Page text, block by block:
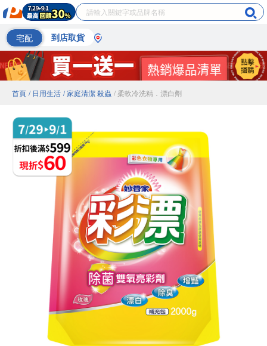
宅配 到店取貨
首頁 / 日用生活 / 家庭清潔 殺蟲 / 柔軟冷洗精．漂白劑